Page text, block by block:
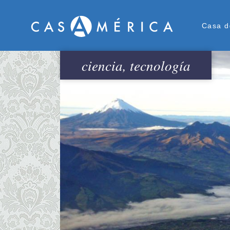
Casa
ciencia, tecnología